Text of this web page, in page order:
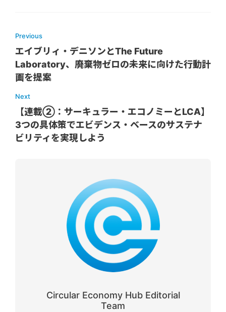
Previous
エイブリィ・デニソンとThe Future
Laboratory、廃棄物ゼロの未来に向けた行動計
画を提案
Next
【連載②：サーキュラー・エコノミーとLCA】
3つの具体策でエビデンス・ベースのサステナ
ビリティを実現しよう
Circular Economy Hub Editorial
Team